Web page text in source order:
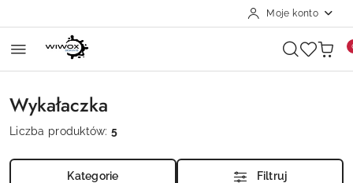
Moje konto
Wykałaczka
Liczba produktów:5
Kategorie Filtruj